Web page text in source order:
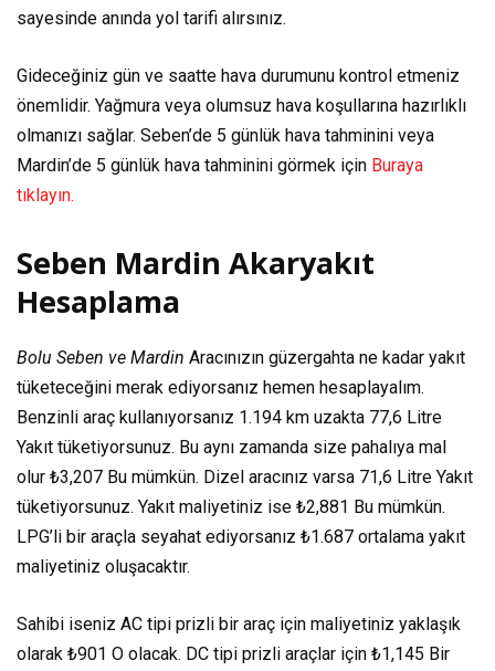
sayesinde anında yol tarifi alırsınız.
Gideceğiniz gün ve saatte hava durumunu kontrol etmeniz
önemlidir. Yağmura veya olumsuz hava koşullarına hazırlıklı
olmanızı sağlar. Seben’de 5 günlük hava tahminini veya
Mardin’de 5 günlük hava tahminini görmek için Buraya
tıklayın.
Seben Mardin Akaryakıt
Hesaplama
Bolu Seben ve Mardin Aracınızın güzergahta ne kadar yakıt
tüketeceğini merak ediyorsanız hemen hesaplayalım.
Benzinli araç kullanıyorsanız 1.194 km uzakta 77,6 Litre
Yakıt tüketiyorsunuz. Bu aynı zamanda size pahalıya mal
olur ₺3,207 Bu mümkün. Dizel aracınız varsa 71,6 Litre Yakıt
tüketiyorsunuz. Yakıt maliyetiniz ise ₺2,881 Bu mümkün.
LPG’li bir araçla seyahat ediyorsanız ₺1.687 ortalama yakıt
maliyetiniz oluşacaktır.
Sahibi iseniz AC tipi prizli bir araç için maliyetiniz yaklaşık
olarak ₺901 O olacak. DC tipi prizli araçlar için ₺1,145 Bir